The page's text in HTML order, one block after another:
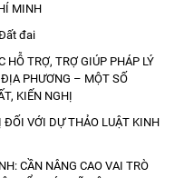
MINH
đai
HỖ TRỢ, TRỢ GIÚP PHÁP LÝ
PHƯƠNG – MỘT SỐ
KIẾN NGHỊ
VỚI DỰ THẢO LUẬT KINH
CẦN NÂNG CAO VAI TRÒ